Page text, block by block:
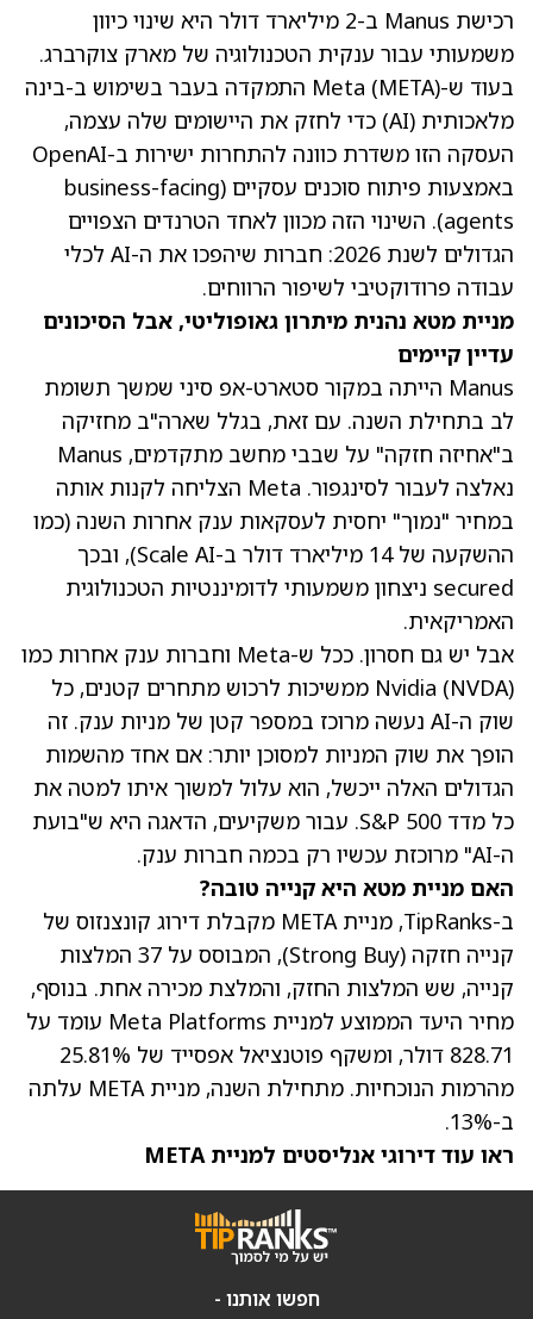
רכישת Manus ב-2 מיליארד דולר היא שינוי כיוון
משמעותי עבור ענקית הטכנולוגיה של מארק צוקרברג.
בעוד ש-(META)
Meta התמקדה בעבר בשימוש ב-בינה
מלאכותית (AI) כדי לחזק את היישומים שלה עצמה,
העסקה הזו משדרת כוונה להתחרות ישירות ב-OpenAI
באמצעות פיתוח סוכנים עסקיים (business-facing
agents). השינוי הזה מכוון לאחד הטרנדים הצפויים
הגדולים לשנת 2026: חברות שיהפכו את ה-AI לכלי
עבודה פרודוקטיבי לשיפור הרווחים.
מניית מטא נהנית מיתרון גאופוליטי, אבל הסיכונים
עדיין קיימים
Manus הייתה במקור סטארט-אפ סיני שמשך תשומת
לב בתחילת השנה. עם זאת, בגלל שארה"ב מחזיקה
ב"אחיזה חזקה" על שבבי מחשב מתקדמים, Manus
נאלצה לעבור לסינגפור. Meta הצליחה לקנות אותה
במחיר "נמוך" יחסית לעסקאות ענק אחרות השנה (כמו
ההשקעה של 14 מיליארד דולר ב-Scale AI), ובכך
secured ניצחון משמעותי לדומיננטיות הטכנולוגית
האמריקאית.
אבל יש גם חסרון. ככל ש-Meta וחברות ענק אחרות כמו
Nvidia (NVDA)
ממשיכות לרכוש מתחרים קטנים, כל
שוק ה-AI נעשה מרוכז במספר קטן של מניות ענק. זה
הופך את שוק המניות למסוכן יותר: אם אחד מהשמות
הגדולים האלה ייכשל, הוא עלול למשוך איתו למטה את
כל מדד S&P 500. עבור משקיעים, הדאגה היא ש"בועת
ה-AI" מרוכזת עכשיו רק בכמה חברות ענק.
האם מניית מטא היא קנייה טובה?
ב-TipRanks,
מניית META
מקבלת דירוג קונצנזוס של
קנייה חזקה (Strong Buy), המבוסס על 37 המלצות
קנייה, שש המלצות החזק, והמלצת מכירה אחת. בנוסף,
מחיר היעד הממוצע למניית Meta Platforms
עומד על
828.71 דולר, ומשקף פוטנציאל אפסייד של 25.81%
מהרמות הנוכחיות. מתחילת השנה, מניית META עלתה
ב-13%.
ראו עוד דירוגי אנליסטים למניית META
חפשו אותנו -